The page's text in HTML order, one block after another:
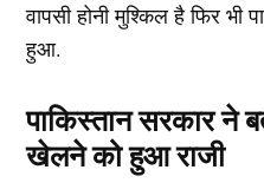
वापसी होनी मुश्किल है फिर भी
हुआ.
पाकिस्तान सरकार ने
खेलने को हुआ राजी